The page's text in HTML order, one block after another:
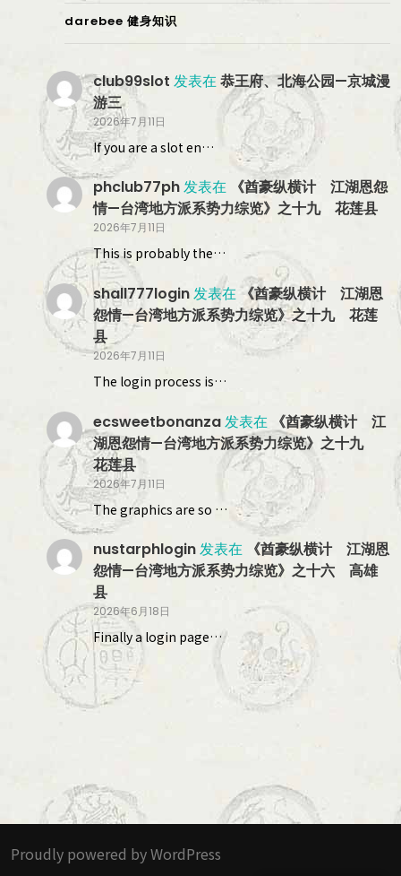
darebee 健身知识
club99slot 发表在恭王府、北海公园—京城漫
游三
2026年7月11日
If you are a slot en…
phclub77ph发表在 《酋豪纵横计 江湖恩怨
情—台湾地方派系势力综览》之十九 花莲县
2026年7月11日
This is probably the…
shall777login发表在 《酋豪纵横计 江湖恩
怨情—台湾地方派系势力综览》之十九 花莲
县
2026年7月11日
The login process is…
ecsweetbonanza发表在
《酋豪纵横计 江
湖恩怨情—台湾地方派系势力综览》之十九
花莲县
2026年7月11日
The graphics are so …
nustarphlogin发表在 《酋豪纵横计 江湖恩
怨情—台湾地方派系势力综览》之十六 高雄
县
2026年6月18日
Finally a login page…
Proudly powered by WordPress